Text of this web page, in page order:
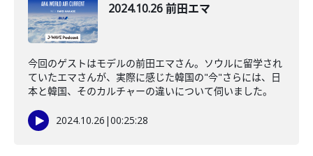
2024.10.26 前田エマ
今回のゲストはモデルの前田エマさん。ソウルに留学され
ていたエマさんが、実際に感じた韓国の"今"さらには、日
本と韓国、そのカルチャーの違いについて伺いました。
2024.10.26 |00:25:28